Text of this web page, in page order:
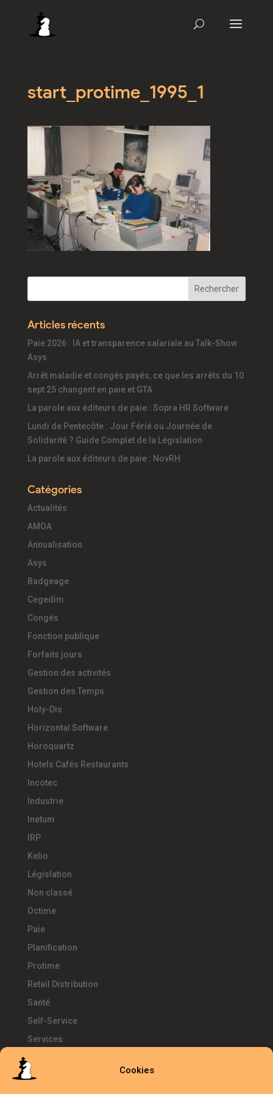
Cookies
start_protime_1995_1
Articles récents
Paie 2026 : IA et transparence salariale au Talk-Show
Asys
Arrêt maladie et congés payés, ce que les arrêts du 10
sept 25 changent en paie et GTA
La parole aux éditeurs de paie : Sopra HR Software
Lundi de Pentecôte : Jour Férié ou Journée de
Solidarité ? Guide Complet de la Législation
La parole aux éditeurs de paie : NovRH
Catégories
Actualités
AMOA
Annualisation
Asys
Badgeage
Cegedim
Congés
Fonction publique
Forfaits jours
Gestion des activités
Gestion des Temps
Holy-Dis
Horizontal Software
Horoquartz
Hotels Cafés Restaurants
Incotec
Industrie
Inetum
IRP
Kelio
Législation
Non classé
Octime
Paie
Planification
Protime
Retail Distribution
Santé
Self-Service
Services
Télétravail